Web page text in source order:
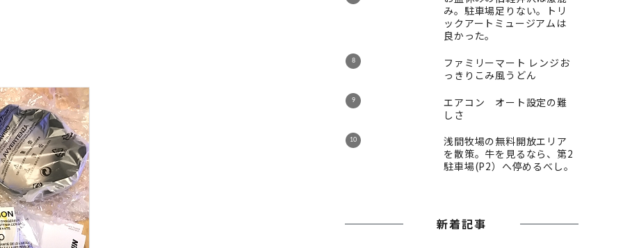
み。駐車場足りない。トリ
ックアートミュージアムは
良かった。
ファミリーマート レンジお
っきりこみ風うどん
エアコン オート設定の難
しさ
浅間牧場の無料開放エリア
を散策。牛を見るなら、第2
駐車場(P2）へ停めるべし。
新着記事